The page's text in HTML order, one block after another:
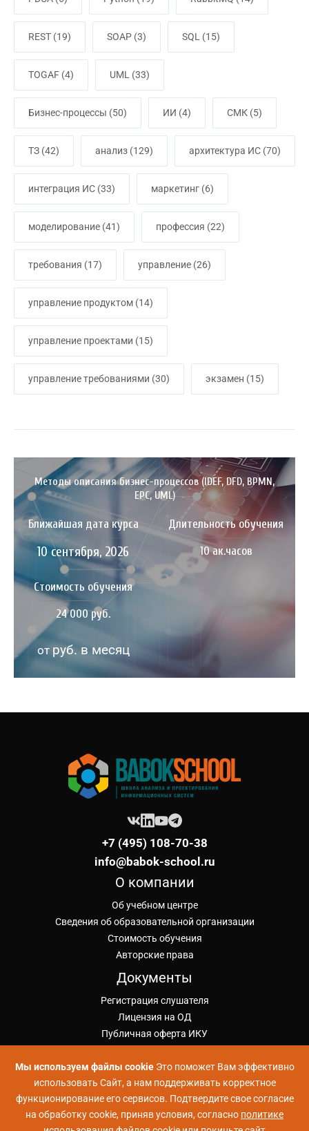
REST (19) SOAP (3) SQL (15)
TOGAF (4) UML (33)
Бизнес-процессы (50) ИИ (4) СМК (5)
ТЗ (42) анализ (129) архитектура ИС (70)
интеграция ИС (33) маркетинг (6)
моделирование (41) профессия (22)
требования (17) управление (26)
управление продуктом (14)
управление проектами (15)
управление требованиями (30) экзамен (15)
Методы описания бизнес-процессов (IDEF, DFD, BPMN,
EPC, UML)
Ближайшая дата курса
10 сентября, 2026
Длительность обучения
10 ак.часов
Стоимость обучения
24 000 руб.
от руб. в месяц
+7 (495) 108-70-38
info@babok-school.ru
О компании
Об учебном центре
Сведения об образовательной организации
Стоимость обучения
Авторские права
Документы
Регистрация слушателя
Лицензия на ОД
Публичная оферта ИКУ
Положение об обработке ПД
Согласие на обработку ПД
Проекты УЦ Коммерсант
Мы используем файлы cookieЭто поможет Вам эффективно
использовать Сайт, а нам поддерживать корректное
функционирование его сервисов. Подтвердите свое согласие
на обработку cookie, приняв условия, согласно политике